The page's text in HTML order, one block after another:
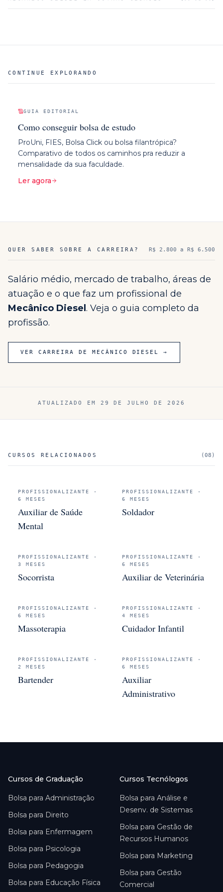
CONTINUE EXPLORANDO
GUIA EDITORIAL
Como conseguir bolsa de estudo
ProUni, FIES, Bolsa Click ou bolsa filantrópica?
Comparativo de todos os caminhos pra reduzir a
mensalidade da sua faculdade.
Ler agora
QUER SABER SOBRE A CARREIRA? R$ 2.800 a R$ 6.500
Salário médio, mercado de trabalho, áreas de
atuação e o que faz um profissional de
Mecânico Diesel . Veja o guia completo da
profissão.
VER CARREIRA DE MECÂNICO DIESEL →
ATUALIZADO EM 29 DE JULHO DE 2026
CURSOS RELACIONADOS (08 )
PROFISSIONALIZANTE
·
6 MESES
Auxiliar de Saúde
Mental
PROFISSIONALIZANTE
·
6 MESES
Soldador
PROFISSIONALIZANTE
·
3 MESES
Socorrista
PROFISSIONALIZANTE
·
6 MESES
Auxiliar de Veterinária
PROFISSIONALIZANTE
·
6 MESES
Massoterapia
PROFISSIONALIZANTE
·
4 MESES
Cuidador Infantil
PROFISSIONALIZANTE
·
2 MESES
Bartender
PROFISSIONALIZANTE
·
6 MESES
Auxiliar
Administrativo
Cursos de Graduação
Bolsa para Administração
Bolsa para Direito
Bolsa para Enfermagem
Bolsa para Psicologia
Bolsa para Pedagogia
Bolsa para Educação Física
Cursos Tecnólogos
Bolsa para Análise e
Desenv. de Sistemas
Bolsa para Gestão de
Recursos Humanos
Bolsa para Marketing
Bolsa para Gestão
Comercial